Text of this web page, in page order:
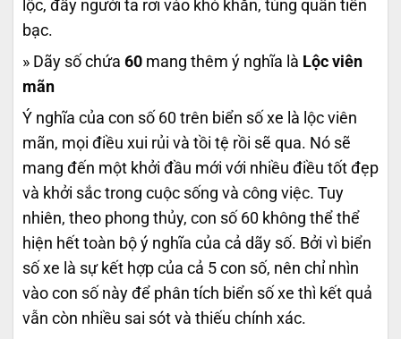
lộc, đẩy người ta rơi vào khó khăn, túng quấn tiền
bạc.
» Dãy số chứa 60 mang thêm ý nghĩa là Lộc viên
mãn
Ý nghĩa của con số 60 trên biển số xe là lộc viên
mãn, mọi điều xui rủi và tồi tệ rồi sẽ qua. Nó sẽ
mang đến một khởi đầu mới với nhiều điều tốt đẹp
và khởi sắc trong cuộc sống và công việc. Tuy
nhiên, theo phong thủy, con số 60 không thể thể
hiện hết toàn bộ ý nghĩa của cả dãy số. Bởi vì biển
số xe là sự kết hợp của cả 5 con số, nên chỉ nhìn
vào con số này để phân tích biển số xe thì kết quả
vẫn còn nhiều sai sót và thiếu chính xác.